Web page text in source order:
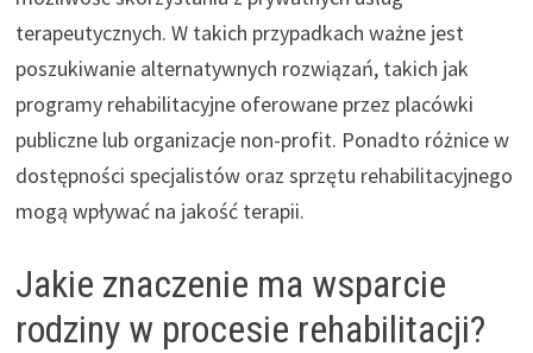
terapeutycznych. W takich przypadkach ważne jest
poszukiwanie alternatywnych rozwiązań, takich jak
programy rehabilitacyjne oferowane przez placówki
publiczne lub organizacje non-profit. Ponadto różnice w
dostępności specjalistów oraz sprzętu rehabilitacyjnego
mogą wpływać na jakość terapii.
Jakie znaczenie ma wsparcie
rodziny w procesie rehabilitacji?